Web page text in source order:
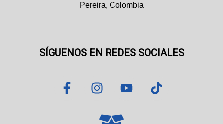
Pereira, Colombia
SÍGUENOS EN REDES SOCIALES
F
a
I
n
t
Y
o
T
i